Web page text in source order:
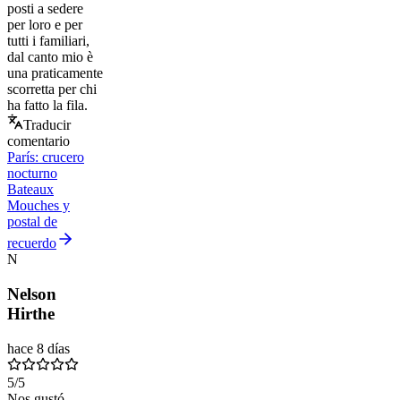
posti a sedere
per loro e per
tutti i familiari,
dal canto mio è
una praticamente
scorretta per chi
ha fatto la fila.
Traducir
comentario
París: crucero
nocturno
Bateaux
Mouches y
postal de
recuerdo
N
Nelson
Hirthe
hace 8 días
5/5